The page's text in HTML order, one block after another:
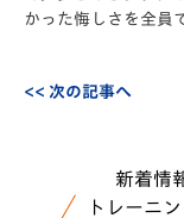
かった悔しさを全員
<< 次の記事へ
新着情
トレーニ